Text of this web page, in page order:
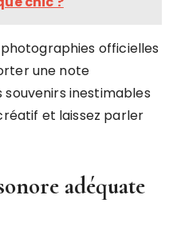
officielles
une note
inestimables
et laissez parler
adéquate